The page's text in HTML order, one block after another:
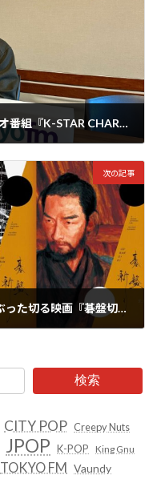
最新のK-POPが楽しめる人気ラジオ番組『K-STAR CHART presents POP-K TOP10 Friday』のパーソナリティに元PENTAGONの安達祐人が就任
次の記事
白石和彌 監督初!!時代劇の常識をぶった切る映画『碁盤切り』が草彅剛主演で5/17〜全国公開決定！
検索
CITY POP Creepy Nuts
JPOP K-POP
King Gnu
TOKYO FM Vaundy